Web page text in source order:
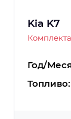
Kia K7
Год/
Топливо: